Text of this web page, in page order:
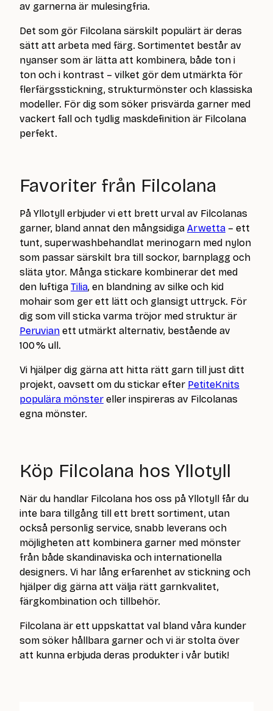
av garnerna är mulesingfria.
Det som gör Filcolana särskilt populärt är deras
sätt att arbeta med färg. Sortimentet består av
nyanser som är lätta att kombinera, både ton i
ton och i kontrast – vilket gör dem utmärkta för
flerfärgsstickning, strukturmönster och klassiska
modeller. För dig som söker prisvärda garner med
vackert fall och tydlig maskdefinition är Filcolana
perfekt.
Favoriter från Filcolana
På Yllotyll erbjuder vi ett brett urval av Filcolanas
garner, bland annat den mångsidiga Arwetta – ett
tunt, superwashbehandlat merinogarn med nylon
som passar särskilt bra till sockor, barnplagg och
släta ytor. Många stickare kombinerar det med
den luftiga Tilia, en blandning av silke och kid
mohair som ger ett lätt och glansigt uttryck. För
dig som vill sticka varma tröjor med struktur är
Peruvian ett utmärkt alternativ, bestående av
100 % ull.
Vi hjälper dig gärna att hitta rätt garn till just ditt
projekt, oavsett om du stickar efter PetiteKnits
populära mönster eller inspireras av Filcolanas
egna mönster.
Köp Filcolana hos Yllotyll
När du handlar Filcolana hos oss på Yllotyll får du
inte bara tillgång till ett brett sortiment, utan
också personlig service, snabb leverans och
möjligheten att kombinera garner med mönster
från både skandinaviska och internationella
designers. Vi har lång erfarenhet av stickning och
hjälper dig gärna att välja rätt garnkvalitet,
färgkombination och tillbehör.
Filcolana är ett uppskattat val bland våra kunder
som söker hållbara garner och vi är stolta över
att kunna erbjuda deras produkter i vår butik!